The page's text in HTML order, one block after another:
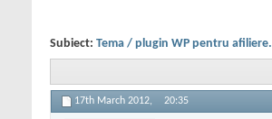
Subiect: Tema / plugin WP pentru afiliere.
17th March 2012, 20:35